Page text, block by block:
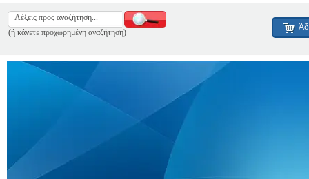
(ή κάνετε προχωρημένη αναζήτηση)